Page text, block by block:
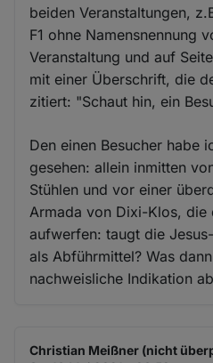
beiden Veranstaltungen,
F1 ohne Namensnennung
Veranstaltung und auf
mit einer Überschrift, die
zitiert: "Schaut hin, ein
Den einen Besucher habe
gesehen: allein inmitten
Stühlen und vor einer
Armada von Dixi-Klos, die
aufwerfen: taugt die
als Abführmittel? Was
nachweisliche Indikation
Christian Meißner (nicht